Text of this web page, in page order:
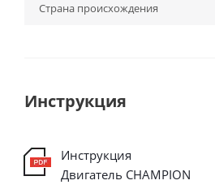
Страна происхождения
Инструкция
Инструкция
Двигатель CHAMPION